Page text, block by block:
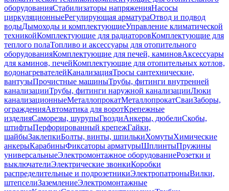
оборудованияСтабилизаторы напряженияНасосы
циркуляционныеРегулирующая арматураОтвод и подвод
водыДымоходы и комплектующиеУправление климатической
техникойКомплектующие для радиаторовКомплектующие для
теплого полаТопливо и аксессуары для отопительного
оборудованияКомплектующие для печей, каминовАксессуары
для каминов, печейКомплектующие для отопительных котлов,
водонагревателейКанализацияТросы сантехнические,
вантузыПрочистные машиныТрубы, фитинги внутренней
канализацииТрубы, фитинги наружной канализацииЛюки
канализационныеМеталлопрокатМеталлопрокатСваиЗаборы,
огражденияАвтоматика для воротКрепежные
изделияСаморезы, шурупыГвоздиАнкеры, дюбелиСкобы,
штифтыПерфорированный крепежГайки,
шайбыЗаклепкиБолты, винты, шпилькиХомутыХимические
анкерыКарабиныФиксаторы арматурыШплинтыПружины
универсальныеЭлектромонтажное оборудованиеРозетки и
выключателиЭлектрические звонкиКоробки
распределительные и подрозетникиЭлектропатроныВилки,
штепселиЗаземлениеЭлектромонтажные